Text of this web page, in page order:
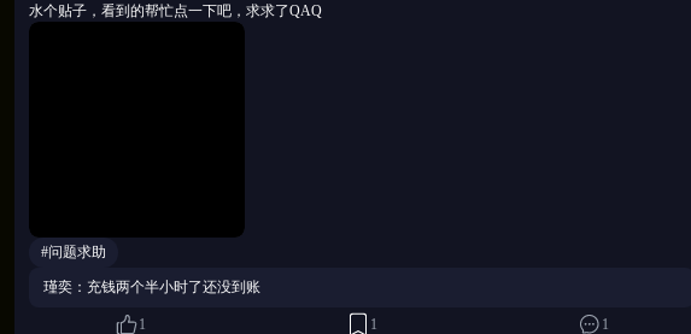
而且免 VPN 就能畅玩喔！超方便主人的！
水个贴子，看到的帮忙点一下吧，求求了QAQ
#问题求助
瑾奕：充钱两个半小时了还没到账
1 1 1